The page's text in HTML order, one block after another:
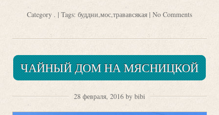
Category . | Tags: буддни,мос,трававсякая | No Comments
ЧАЙНЫЙ ДОМ НА МЯСНИЦКОЙ
28 февраля, 2016 by bibi